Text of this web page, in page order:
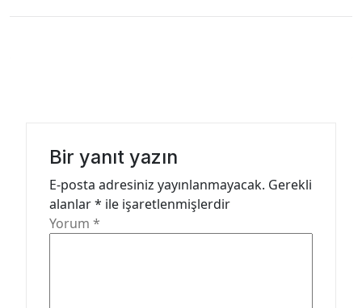
g
Bir yanıt yazın
E-posta adresiniz yayınlanmayacak. Gerekli
alanlar* ile işaretlenmişlerdir
Yorum *